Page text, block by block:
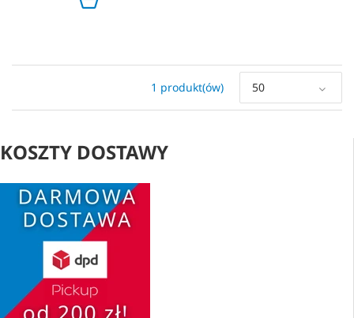
1 produkt(ów) 50
KOSZTY DOSTAWY